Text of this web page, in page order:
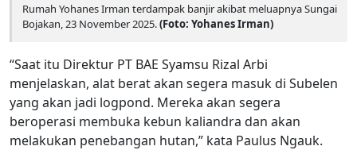
Rumah Yohanes Irman terdampak banjir akibat meluapnya Sungai
Bojakan, 23 November 2025.(Foto: Yohanes Irman)
“Saat itu Direktur PT BAE Syamsu Rizal Arbi
menjelaskan, alat berat akan segera masuk di Subelen
yang akan jadi logpond. Mereka akan segera
beroperasi membuka kebun kaliandra dan akan
melakukan penebangan hutan,” kata Paulus Ngauk.